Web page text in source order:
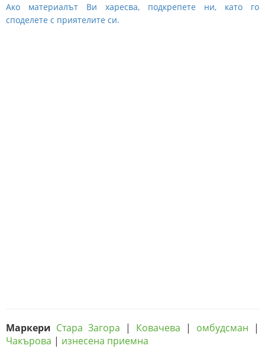
Ако материалът Ви харесва, подкрепете ни, като го
споделете с приятелите си.
Маркери Стара Загора | Ковачева | омбудсман |
Чакърова | изнесена приемна